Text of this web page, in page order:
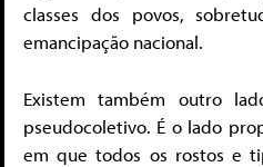
classes dos povos,
emancipação nacional.
Existem também outro
pseudocoletivo. É o lado
em que todos os rostos e